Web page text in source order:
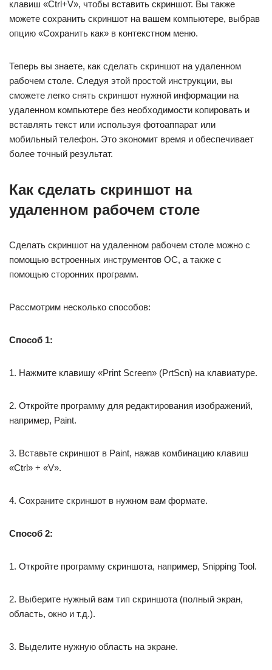
клавиш «Ctrl+V», чтобы вставить скриншот. Вы также
можете сохранить скриншот на вашем компьютере, выбрав
опцию «Сохранить как» в контекстном меню.
Теперь вы знаете, как сделать скриншот на удаленном
рабочем столе. Следуя этой простой инструкции, вы
сможете легко снять скриншот нужной информации на
удаленном компьютере без необходимости копировать и
вставлять текст или используя фотоаппарат или
мобильный телефон. Это экономит время и обеспечивает
более точный результат.
Как сделать скриншот на
удаленном рабочем столе
Сделать скриншот на удаленном рабочем столе можно с
помощью встроенных инструментов ОС, а также с
помощью сторонних программ.
Рассмотрим несколько способов:
Способ 1:
1. Нажмите клавишу «Print Screen» (PrtScn) на клавиатуре.
2. Откройте программу для редактирования изображений,
например, Paint.
3. Вставьте скриншот в Paint, нажав комбинацию клавиш
«Ctrl» + «V».
4. Сохраните скриншот в нужном вам формате.
Способ 2:
1. Откройте программу скриншота, например, Snipping Tool.
2. Выберите нужный вам тип скриншота (полный экран,
область, окно и т.д.).
3. Выделите нужную область на экране.